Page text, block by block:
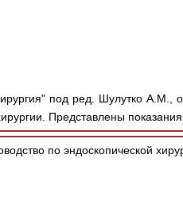
под ред. Шулутко А.М.,
Представлены
по эндоскопической